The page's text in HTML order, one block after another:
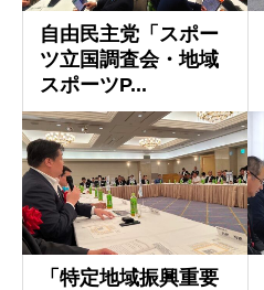
自由民主党「スポー
ツ立国調査会・地域
スポーツP...
「特定地域振興重要